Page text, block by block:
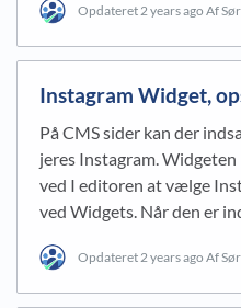
Opdateret 2 years ago Af
Instagram Widget,
På CMS sider kan der
jeres Instagram.
ved I editoren at vælge
ved Widgets. Når den er
Opdateret 2 years ago Af